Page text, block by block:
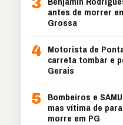
antes de morrer
Grossa
4 Motorista de
carreta tombar e
Gerais
5 Bombeiros e
mas vítima de
morre em PG